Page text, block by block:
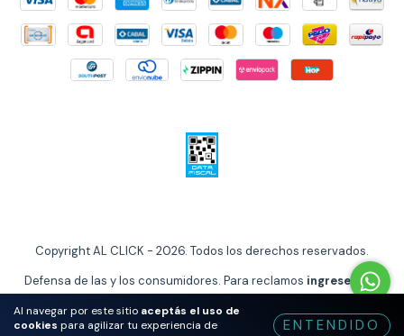
Al navegar por este sitio aceptás el uso de
cookies para agilizar tu experiencia de
ENTENDIDO
Copyright AL CLICK - 2026. Todos los derechos reservados.
Defensa de las y los consumidores. Para reclamos ingrese aquí